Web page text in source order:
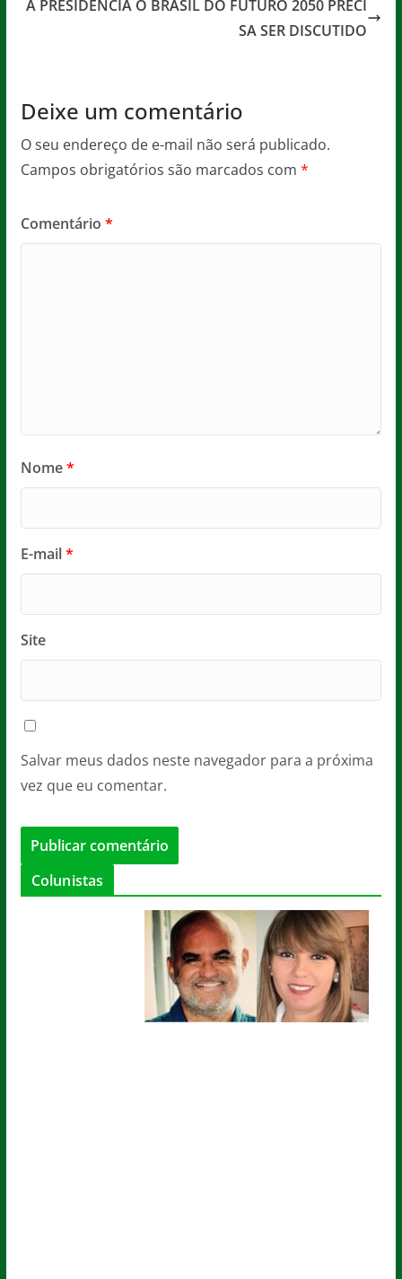
o p e
A PRESIDÊNCIA O BRASIL DO FUTURO 2050 PRECI
SA SER DISCUTIDO
Deixe um comentário
O seu endereço de e-mail não será publicado.
Campos obrigatórios são marcados com *
Comentário *
Nome*
E-mail*
Site
Salvar meus dados neste navegador para a próxima
vez que eu comentar.
Colunistas